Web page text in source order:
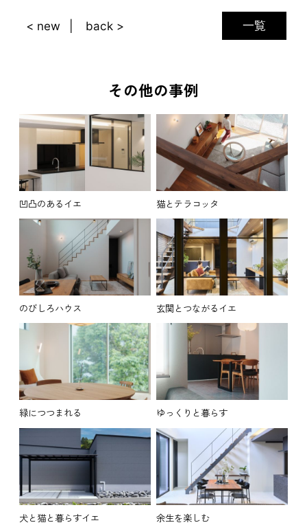
一覧
< new back >
その他の事例
凹凸のあるイエ 猫とテラコッタ
のびしろハウス 玄関とつながるイエ
緑につつまれる ゆっくりと暮らす
犬と猫と暮らすイエ 余生を楽しむ